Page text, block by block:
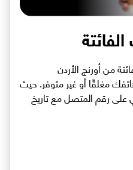
من أورنج الأردن
مغلقًا أو غير متوفر. حيث
على رقم المتصل مع تاريخ